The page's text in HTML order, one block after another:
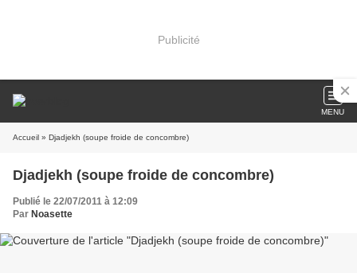
Publicité
MENU
Accueil » Djadjekh (soupe froide de concombre)
Djadjekh (soupe froide de concombre)
Publié le 22/07/2011 à 12:09
Par Noasette